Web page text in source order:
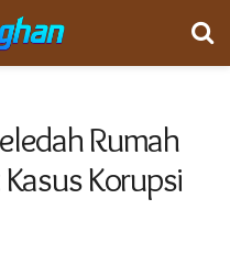
Rumah
Korupsi